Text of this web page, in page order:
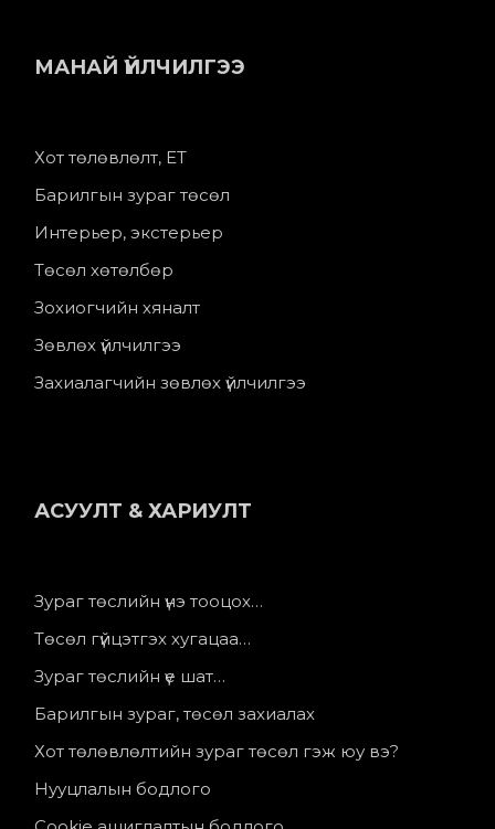
МАНАЙ ҮЙЛЧИЛГЭЭ
Хот төлөвлөлт, ЕТ
Барилгын зураг төсөл
Интерьер, экстерьер
Төсөл хөтөлбөр
Зохиогчийн хяналт
Зөвлөх үйлчилгээ
Захиалагчийн зөвлөх үйлчилгээ
АСУУЛТ & ХАРИУЛТ
Зураг төслийн үнэ тооцох…
Төсөл гүйцэтгэх хугацаа…
Зураг төслийн үе шат…
Барилгын зураг, төсөл захиалах
Хот төлөвлөлтийн зураг төсөл гэж юу вэ?
Нууцлалын бодлого